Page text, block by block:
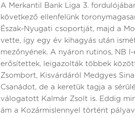
A Merkantil Bank Liga 3.
következő ellenfelünk
Észak-Nyugati csoportját, majd a
vette, így egy év kihagyás után
mezőnyének. A nyáron rutinos, NB
erősítettek, leigazolták többek
Zsombort, Kisvárdáról Medgyes
Csanádot, de a keretük tagja a
válogatott Kalmár Zsolt is. Eddig
ám a Kozármislennyel történt